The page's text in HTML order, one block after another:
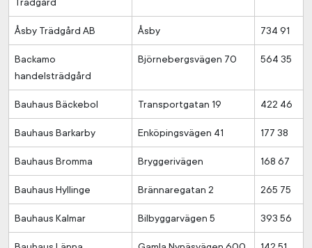
Trädgård
Åsby Trädgård AB Åsby 734 91
Backamo
handelsträdgård
Björnebergsvägen 70 564 35
Bauhaus Bäckebol Transportgatan 19 422 46
Bauhaus Barkarby Enköpingsvägen 41 177 38
Bauhaus Bromma Bryggerivägen 168 67
Bauhaus Hyllinge Brännaregatan 2 265 75
Bauhaus Kalmar Bilbyggarvägen 5 393 56